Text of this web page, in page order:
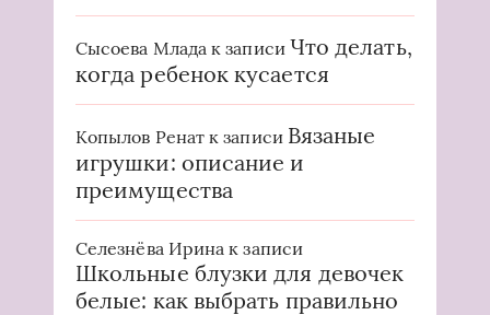
Сысоева Млада к записи Что делать,
когда ребенок кусается
Копылов Ренат к записи Вязаные
игрушки: описание и
преимущества
Селезнёва Ирина к записи
Школьные блузки для девочек
белые: как выбрать правильно